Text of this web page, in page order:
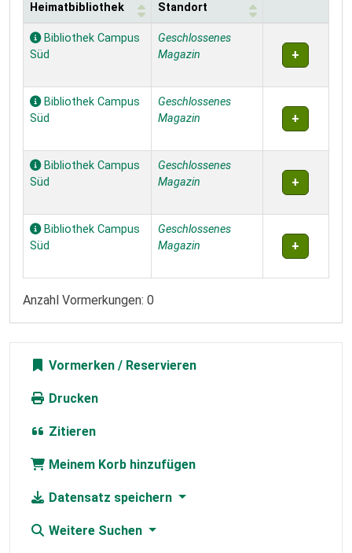
Exemplare
Heimatbibliothek Standort
Bibliothek Campus
Süd
Geschlossenes
Magazin
Bibliothek Campus
Süd
Geschlossenes
Magazin
Bibliothek Campus
Süd
Geschlossenes
Magazin
Bibliothek Campus
Süd
Geschlossenes
Magazin
Anzahl Vormerkungen: 0
Vormerken
Drucken
Zitieren
Meinem Korb hinzufügen
Datensatz speichern
Weitere Suchen